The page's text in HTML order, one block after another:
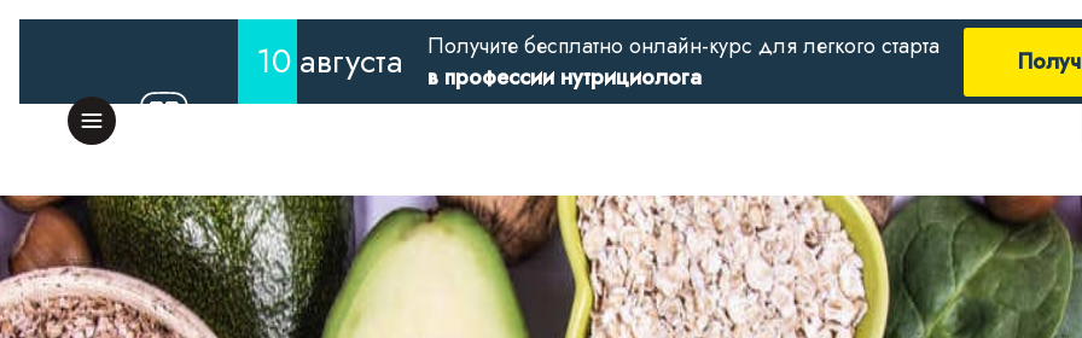
10августа
Получите бесплатно онлайн-курс для легкого старта
в профессии нутрициолога